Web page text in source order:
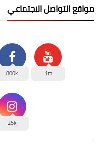
مواقع التواصل الاجتماعي
1m
800k
25k